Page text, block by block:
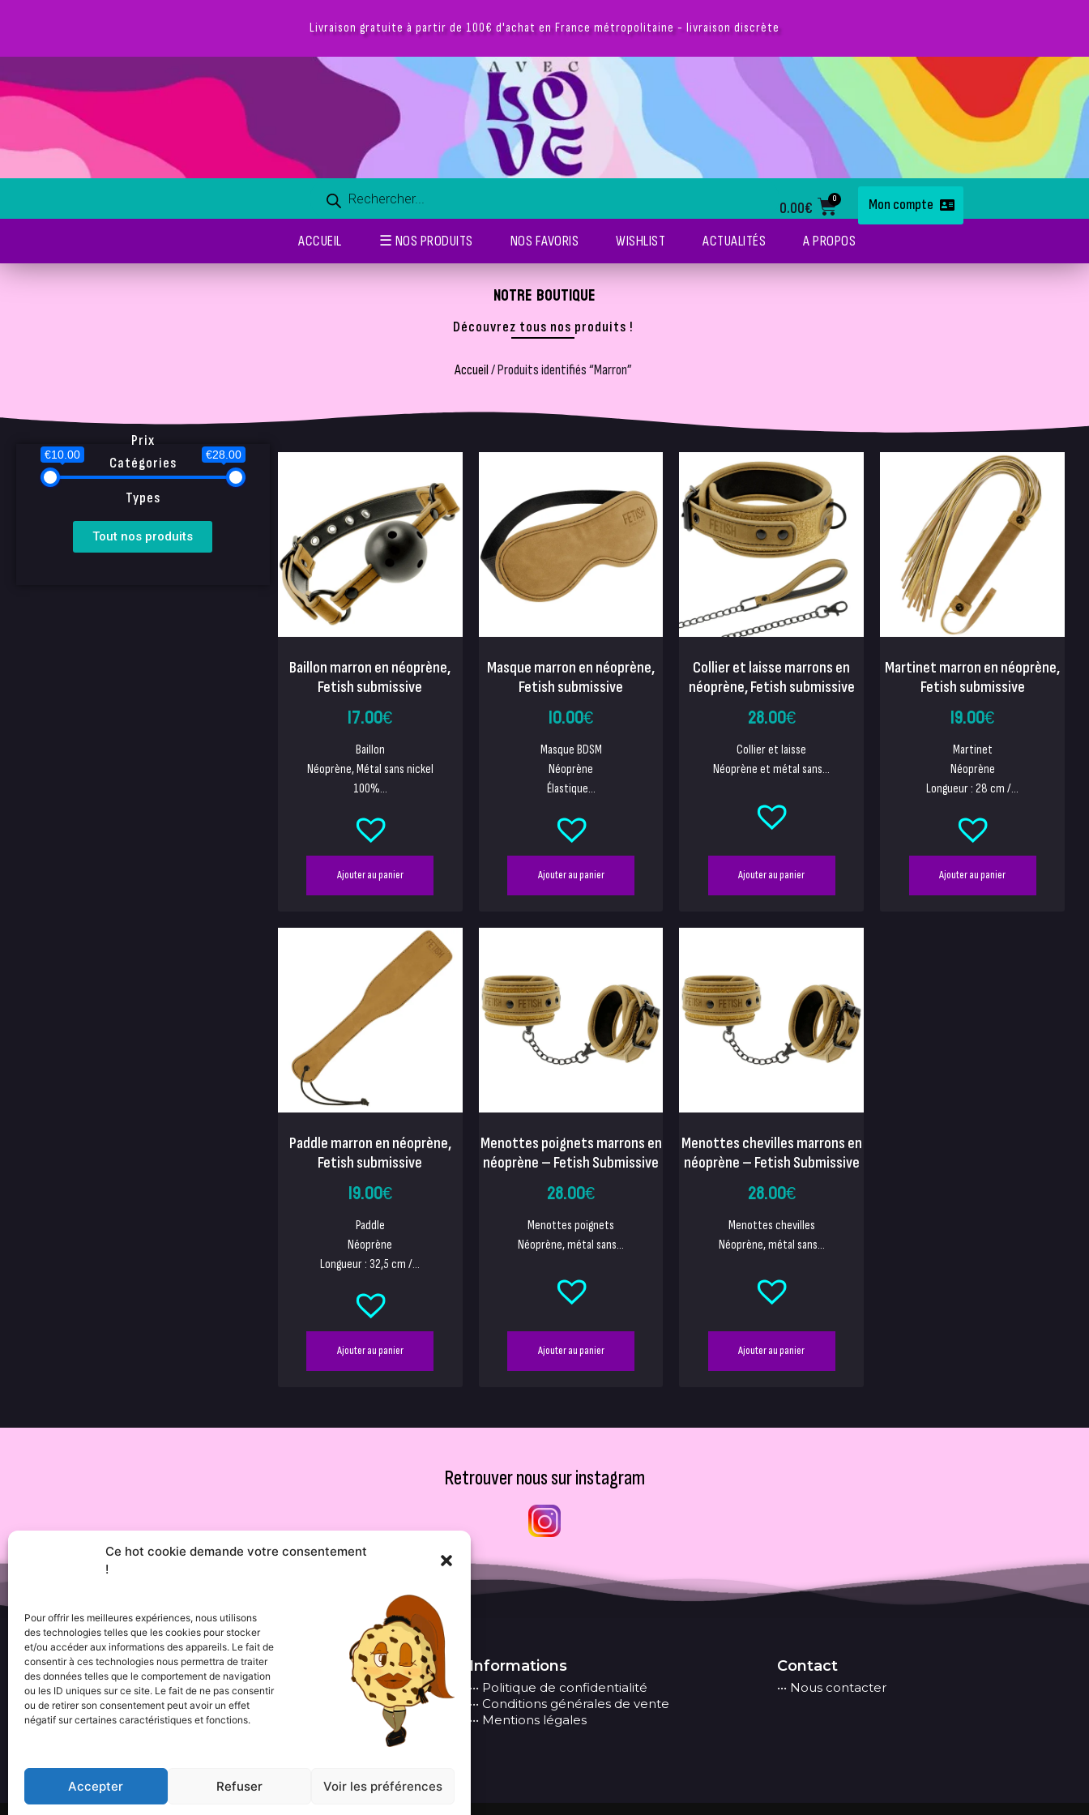
Ce hot cookie demande votre consentement
!
Pour offrir les meilleures expériences, nous utilisons
des technologies telles que les cookies pour stocker
et/ou accéder aux informations des appareils. Le fait de
consentir à ces technologies nous permettra de traiter
des données telles que le comportement de navigation
ou les ID uniques sur ce site. Le fait de ne pas consentir
ou de retirer son consentement peut avoir un effet
négatif sur certaines caractéristiques et fonctions.
Accepter Refuser Voir les préférences
0.00€
0 Mon compte
ACCUEIL ☰ NOS PRODUITS NOS FAVORIS WISHLIST ACTUALITÉS A PROPOS
NOTRE BOUTIQUE
Découvrez tous nos produits !
Accueil/ Produits identifiés “Marron”
Catégories
Prix
€10.00 €28.00
Types
Tout nos produits
Baillon marron en néoprène,
Fetish submissive
17.00€
Baillon
Néoprène, Métal sans nickel
100%...
Ajouter au panier
Masque marron en néoprène,
Fetish submissive
10.00€
Masque BDSM
Néoprène
Élastique...
Ajouter au panier
Collier et laisse marrons en
néoprène, Fetish submissive
28.00€
Collier et laisse
Néoprène et métal sans...
Ajouter au panier
Martinet marron en néoprène,
Fetish submissive
19.00€
Martinet
Néoprène
Longueur : 28 cm /...
Ajouter au panier
Paddle marron en néoprène,
Fetish submissive
19.00€
Paddle
Néoprène
Longueur : 32,5 cm /...
Ajouter au panier
Menottes poignets marrons en
néoprène – Fetish Submissive
28.00€
Menottes poignets
Néoprène, métal sans...
Ajouter au panier
Menottes chevilles marrons en
néoprène – Fetish Submissive
28.00€
Menottes chevilles
Néoprène, métal sans...
Ajouter au panier
Retrouver nous sur instagram
Menu
••• Accueil
••• Nos produits
••• Nos favoris
Informations
••• Politique de confidentialité
••• Conditions générales de vente
••• Mentions légales
Contact
••• Nous contacter